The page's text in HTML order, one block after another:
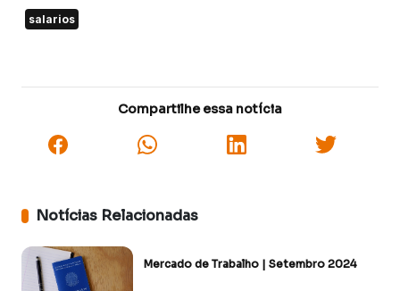
salarios
Compartilhe essa notícia
Notícias Relacionadas
Mercado de Trabalho | Setembro 2024